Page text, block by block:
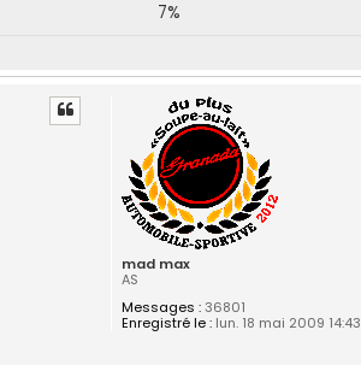
7%
mad max
AS
Messages :36801
Enregistré le :lun. 18 mai 2009 14:43